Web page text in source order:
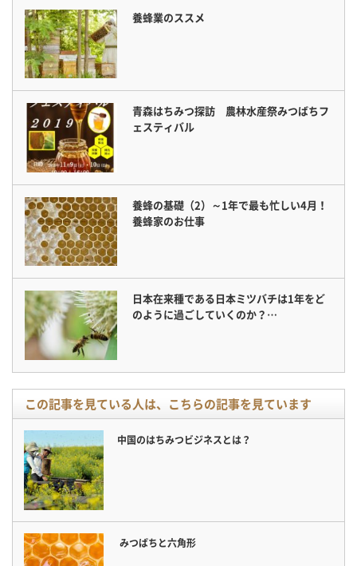
養蜂業のススメ
青森はちみつ探訪 農林水産祭みつばちフ
ェスティバル
養蜂の基礎（2）～1年で最も忙しい4月！
養蜂家のお仕事
日本在来種である日本ミツバチは1年をど
のように過ごしていくのか？…
この記事を見ている人は、こちらの記事を見ています
中国のはちみつビジネスとは？
みつばちと六角形